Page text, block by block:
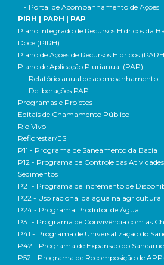
- Portal de Acompanhamento de Ações
PIRH | PARH | PAP
Plano Integrado de Recursos Hídricos da
Doce (PIRH)
Plano de Ações de Recursos Hídricos
Plano de Aplicação Plurianual (PAP)
- Relatório anual de acompanhamento
- Deliberações PAP
Programas e Projetos
Editais de Chamamento Público
Rio Vivo
Reflorestar/ES
P11 - Programa de Saneamento da Bacia
P12 - Programa de Controle das
Sedimentos
P21 - Programa de Incremento de
P22 - Uso racional da água na agricultura
P24 - Programa Produtor de Água
P31 - Programa de Convivência com as
P41 - Programa de Universalização do
P42 - Programa de Expansão do
P52 - Programa de Recomposição de